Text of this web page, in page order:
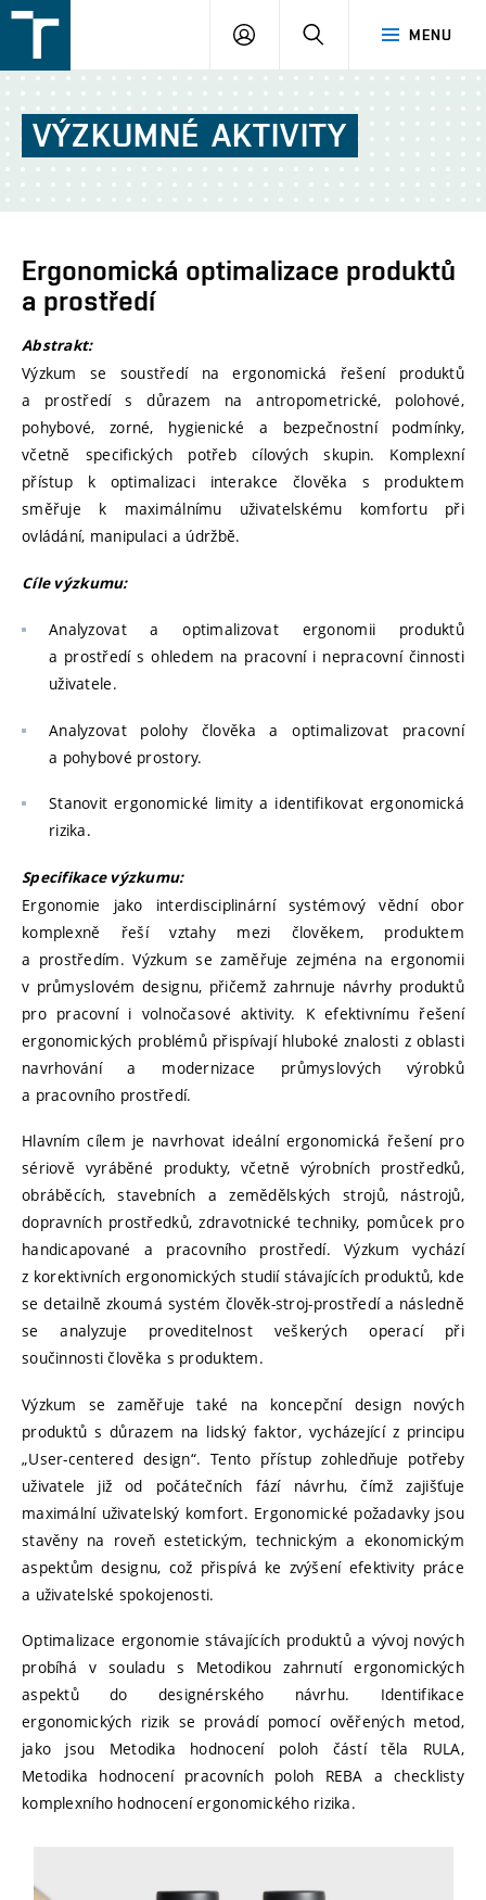
v
Brně
MENU
PŘIHLÁŠENÍ
VÝZKUMNÉ AKTIVITY
Ergonomická optimalizace produktů
a prostředí
Abstrakt:
Výzkum se soustředí na ergonomická řešení produktů
a prostředí s důrazem na antropometrické, polohové,
pohybové, zorné, hygienické a bezpečnostní podmínky,
včetně specifických potřeb cílových skupin. Komplexní
přístup k optimalizaci interakce člověka s produktem
směřuje k maximálnímu uživatelskému komfortu při
ovládání, manipulaci a údržbě.
Cíle výzkumu:
Analyzovat a optimalizovat ergonomii produktů
a prostředí s ohledem na pracovní i nepracovní činnosti
uživatele.
Analyzovat polohy člověka a optimalizovat pracovní
a pohybové prostory.
Stanovit ergonomické limity a identifikovat ergonomická
rizika.
Specifikace výzkumu:
Ergonomie jako interdisciplinární systémový vědní obor
komplexně řeší vztahy mezi člověkem, produktem
a prostředím. Výzkum se zaměřuje zejména na ergonomii
v průmyslovém designu, přičemž zahrnuje návrhy produktů
pro pracovní i volnočasové aktivity. K efektivnímu řešení
ergonomických problémů přispívají hluboké znalosti z oblasti
navrhování a modernizace průmyslových výrobků
a pracovního prostředí.
Hlavním cílem je navrhovat ideální ergonomická řešení pro
sériově vyráběné produkty, včetně výrobních prostředků,
obráběcích, stavebních a zemědělských strojů, nástrojů,
dopravních prostředků, zdravotnické techniky, pomůcek pro
handicapované a pracovního prostředí. Výzkum vychází
z korektivních ergonomických studií stávajících produktů, kde
se detailně zkoumá systém člověk-stroj-prostředí a následně
se analyzuje proveditelnost veškerých operací při
součinnosti člověka s produktem.
Výzkum se zaměřuje také na koncepční design nových
produktů s důrazem na lidský faktor, vycházející z principu
„User-centered design“. Tento přístup zohledňuje potřeby
uživatele již od počátečních fází návrhu, čímž zajišťuje
maximální uživatelský komfort. Ergonomické požadavky jsou
stavěny na roveň estetickým, technickým a ekonomickým
aspektům designu, což přispívá ke zvýšení efektivity práce
a uživatelské spokojenosti.
Optimalizace ergonomie stávajících produktů a vývoj nových
probíhá v souladu s Metodikou zahrnutí ergonomických
aspektů do designérského návrhu. Identifikace
ergonomických rizik se provádí pomocí ověřených metod,
jako jsou Metodika hodnocení poloh částí těla RULA,
Metodika hodnocení pracovních poloh REBA a checklisty
komplexního hodnocení ergonomického rizika.